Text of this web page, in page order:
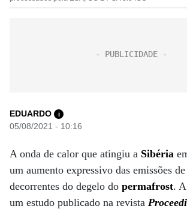
EDUARDO i
05/08/2021 - 10:16
A onda de calor que atingiu a Sibéria
um aumento expressivo das emissões
decorrentes do degelo do permafrost.
um estudo publicado na revista